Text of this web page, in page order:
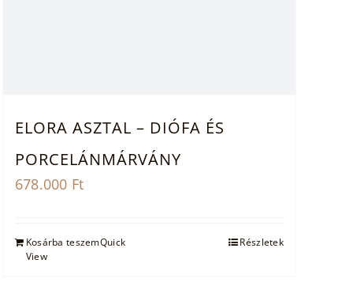
ELORA ASZTAL – DIÓFA ÉS
PORCELÁNMÁRVÁNY
678.000 Ft
Kosárba teszem Részletek
Quick
View